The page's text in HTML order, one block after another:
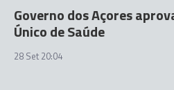
Governo dos Açores
Único de Saúde
28 Set 20:04